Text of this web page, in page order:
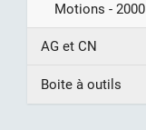
Motions - 2000
AG et CN
Boite à outils